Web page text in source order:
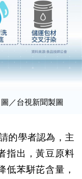
／台視新聞製圖
的學者認為，主
指出，黃豆原料
低苯駢芘含量，